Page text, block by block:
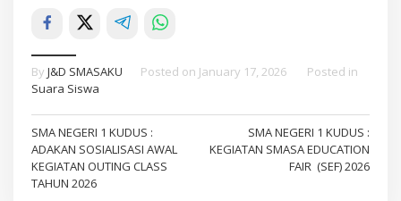
By J&D SMASAKU Posted on January 17, 2026
Posted in
Suara Siswa
Post
navigation
SMA NEGERI 1 KUDUS :
ADAKAN SOSIALISASI AWAL
KEGIATAN OUTING CLASS
TAHUN 2026
SMA NEGERI 1 KUDUS :
KEGIATAN SMASA EDUCATION
FAIR (SEF) 2026